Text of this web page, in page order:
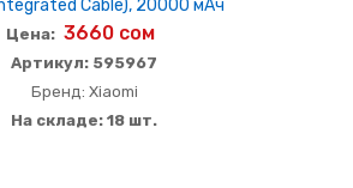
Cable), 20000 мАч
Цена: 3660 сом
Артикул: 595967
Бренд: Xiaomi
На складе: 18 шт.